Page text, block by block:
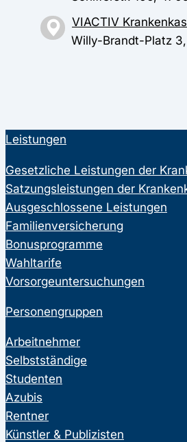
VIACTIV
Willy-Brandt-Platz
Leistungen
Gesetzliche Leistungen der
Satzungsleistungen der
Ausgeschlossene Leistungen
Familienversicherung
Bonusprogramme
Wahltarife
Vorsorgeuntersuchungen
Personengruppen
Arbeitnehmer
Selbstständige
Studenten
Azubis
Rentner
Künstler & Publizisten